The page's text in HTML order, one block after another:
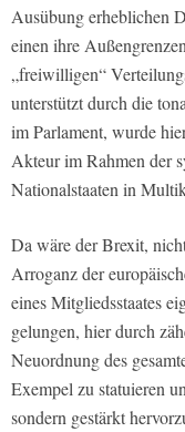
Ausübung erheblichen
einen ihre
„freiwilligen“
unterstützt durch die
im Parlament, wurde
Akteur im Rahmen der
Nationalstaaten in
Da wäre der Brexit,
Arroganz der
eines Mitgliedsstaates
gelungen, hier durch
Neuordnung des
Exempel zu statuieren
sondern gestärkt